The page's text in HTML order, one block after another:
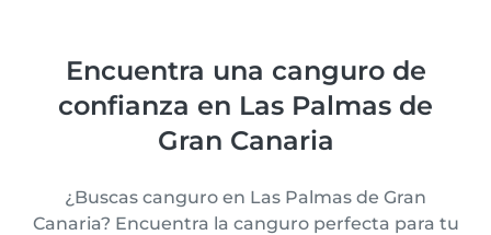
Encuentra una canguro de
confianza en Las Palmas de
Gran Canaria
¿Buscas canguro en Las Palmas de Gran
Canaria? Encuentra la canguro perfecta para tu